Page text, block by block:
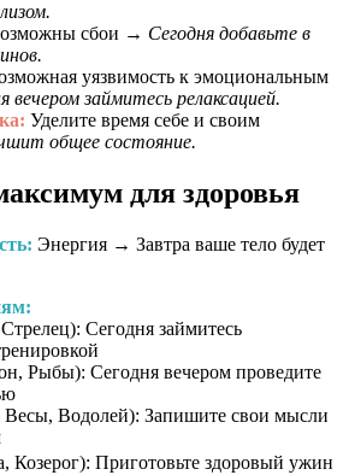
сбои → Сегодня добавьте в
уязвимость к эмоциональным
вечером займитесь релаксацией.
Уделите время себе и своим
общее состояние.
для здоровья
Энергия → Завтра ваше тело будет
Сегодня займитесь
Рыбы): Сегодня вечером проведите
Водолей): Запишите свои мысли
Козерог): Приготовьте здоровый ужин